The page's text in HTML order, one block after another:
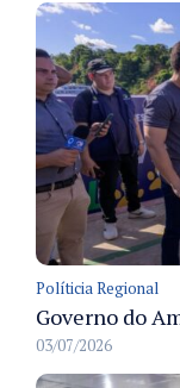
Políticia Regional
03/07/2026